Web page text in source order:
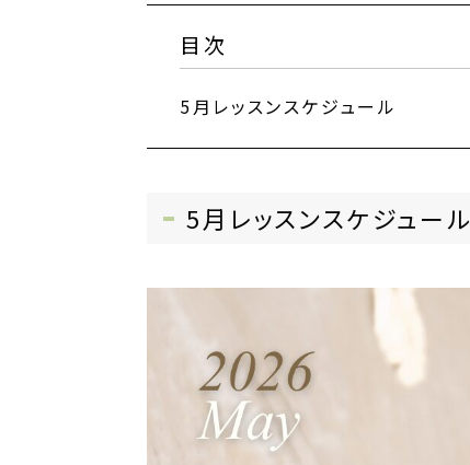
目次
5月レッスンスケジュール
5月レッスンスケジュール